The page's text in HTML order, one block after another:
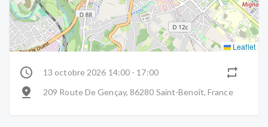
Leaflet
13 octobre 2026 14:00 - 17:00
209 Route De Gençay, 86280 Saint-Benoît, France